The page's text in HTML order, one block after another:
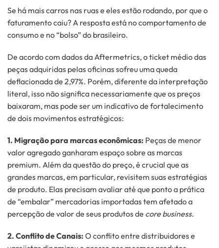
Se há mais carros nas ruas e eles estão rodando, por que o
faturamento caiu? A resposta está no comportamento de
consumo e no “bolso” do brasileiro.
De acordo com dados da Aftermetrics, o ticket médio das
peças adquiridas pelas oficinas sofreu uma queda
deflacionada de 2,97%. Porém, diferente da interpretação
literal, isso não significa necessariamente que os preços
baixaram, mas pode ser um indicativo de fortalecimento
de dois movimentos estratégicos:
1. Migração para marcas econômicas: Peças de menor
valor agregado ganharam espaço sobre as marcas
premium. Além da questão do preço, é crucial que as
grandes marcas, em particular, revisitem suas estratégias
de produto. Elas precisam avaliar até que ponto a prática
de “embalar” mercadorias importadas tem afetado a
percepção de valor de seus produtos de core business.
2. Conflito de Canais: O conflito entre distribuidores e